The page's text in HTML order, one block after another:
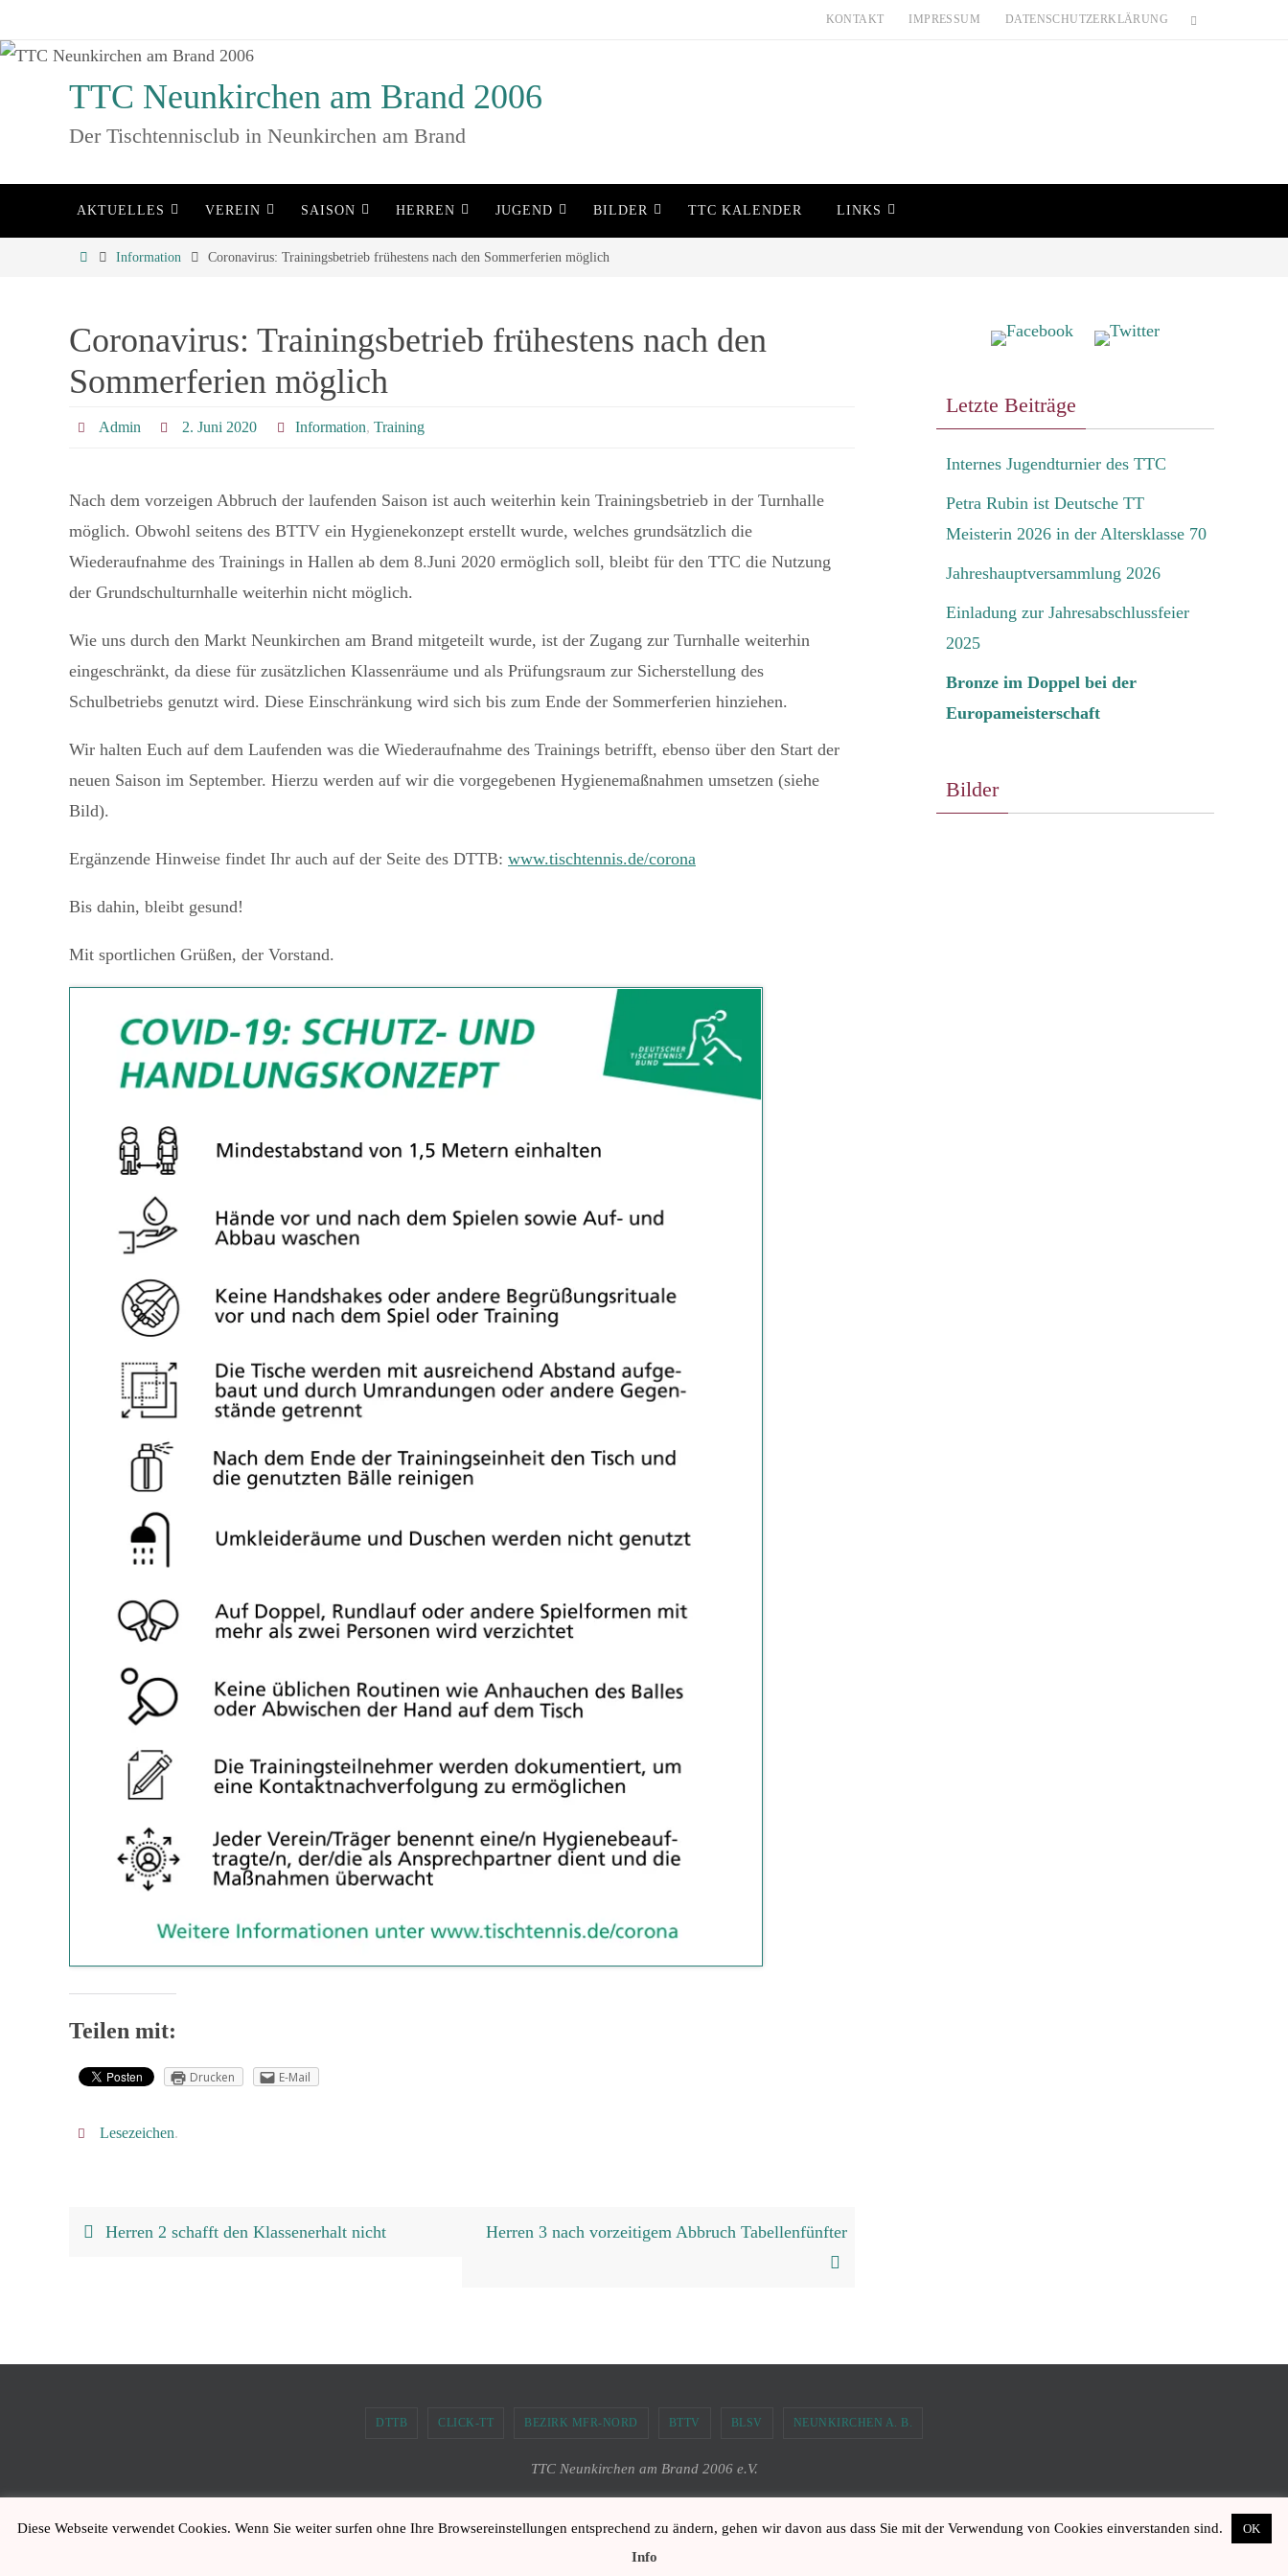
Inhalt
KONTAKT IMPRESSUM DATENSCHUTZERKLÄRUNG
TTC Neunkirchen am Brand 2006
Der Tischtennisclub in Neunkirchen am Brand
AKTUELLES VEREIN SAISON HERREN JUGEND BILDER TTC KALENDER LINKS
HomeInformation Coronavirus: Trainingsbetrieb frühestens nach den Sommerferien möglich
Coronavirus: Trainingsbetrieb frühestens nach den
Sommerferien möglich
Admin 2. Juni 2020 Information,Training
Nach dem vorzeigen Abbruch der laufenden Saison ist auch weiterhin kein Trainingsbetrieb in der Turnhalle
möglich. Obwohl seitens des BTTV ein Hygienekonzept erstellt wurde, welches grundsätzlich die
Wiederaufnahme des Trainings in Hallen ab dem 8.Juni 2020 ermöglich soll, bleibt für den TTC die Nutzung
der Grundschulturnhalle weiterhin nicht möglich.
Wie uns durch den Markt Neunkirchen am Brand mitgeteilt wurde, ist der Zugang zur Turnhalle weiterhin
eingeschränkt, da diese für zusätzlichen Klassenräume und als Prüfungsraum zur Sicherstellung des
Schulbetriebs genutzt wird. Diese Einschränkung wird sich bis zum Ende der Sommerferien hinziehen.
Wir halten Euch auf dem Laufenden was die Wiederaufnahme des Trainings betrifft, ebenso über den Start der
neuen Saison im September. Hierzu werden auf wir die vorgegebenen Hygienemaßnahmen umsetzen (siehe
Bild).
Ergänzende Hinweise findet Ihr auch auf der Seite des DTTB: www.tischtennis.de/corona
Bis dahin, bleibt gesund!
Mit sportlichen Grüßen, der Vorstand.
Teilen mit:
Drucken E-Mail
Lesezeichen.
Herren 2 schafft den Klassenerhalt nicht Herren 3 nach vorzeitigem Abbruch Tabellenfünfter
Letzte Beiträge
Internes Jugendturnier des TTC
Petra Rubin ist Deutsche TT
Meisterin 2026 in der Altersklasse 70
Jahreshauptversammlung 2026
Einladung zur Jahresabschlussfeier
2025
Bronze im Doppel bei der
Europameisterschaft
Bilder
DTTB CLICK-TT BEZIRK MFR-NORD BTTV BLSV NEUNKIRCHEN A. B.
TTC Neunkirchen am Brand 2006 e.V.
Diese Webseite verwendet Cookies. Wenn Sie weiter surfen ohne Ihre Browsereinstellungen entsprechend zu ändern, gehen wir davon aus dass Sie mit der Verwendung von Cookies einverstanden sind. OK
Info